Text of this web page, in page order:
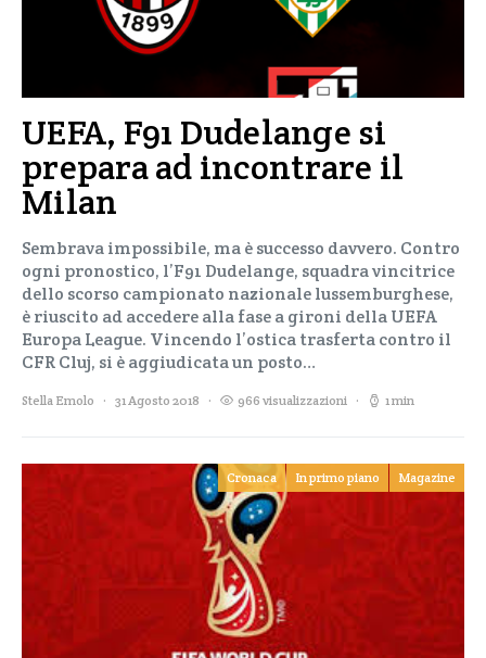
UEFA, F91 Dudelange si
prepara ad incontrare il
Milan
Sembrava impossibile, ma è successo davvero. Contro
ogni pronostico, l’F91 Dudelange, squadra vincitrice
dello scorso campionato nazionale lussemburghese,
è riuscito ad accedere alla fase a gironi della UEFA
Europa League. Vincendo l’ostica trasferta contro il
CFR Cluj, si è aggiudicata un posto…
Stella Emolo 31 Agosto 2018 966 visualizzazioni 1 min
Cronaca In primo piano Magazine